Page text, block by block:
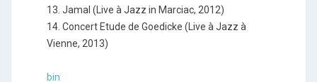
13. Jamal (Live à Jazz in Marciac, 2012)
14. Concert Etude de Goedicke (Live à Jazz à
Vienne, 2013)
bin